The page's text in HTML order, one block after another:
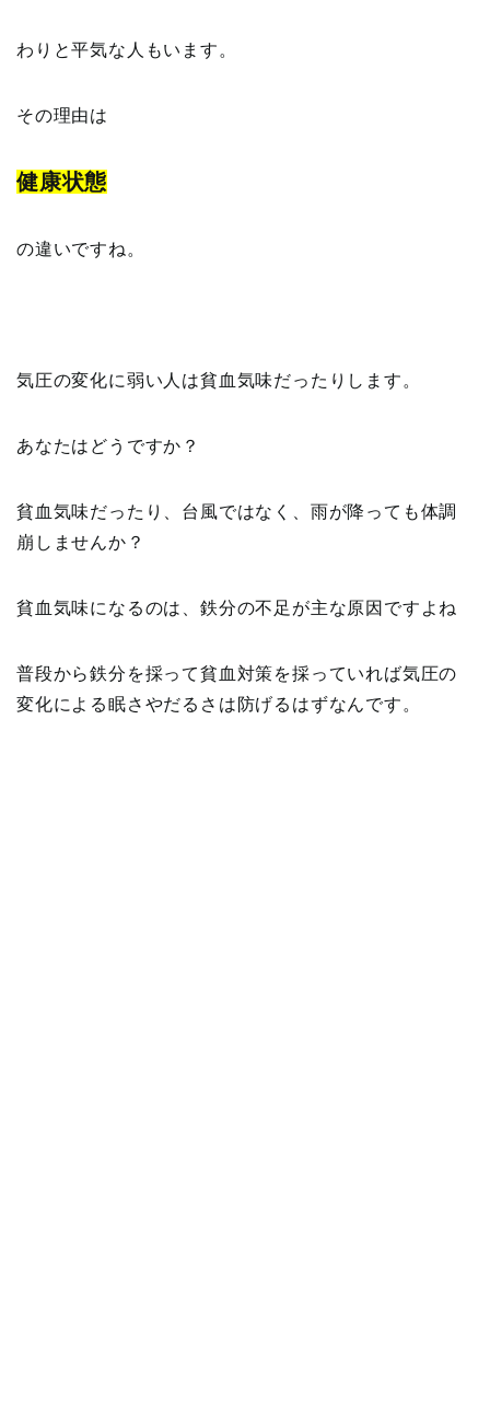
わりと平気な人もいます。
その理由は
健康状態
の違いですね。
気圧の変化に弱い人は貧血気味だったりします。
あなたはどうですか？
貧血気味だったり、台風ではなく、雨が降っても体調
崩しませんか？
貧血気味になるのは、鉄分の不足が主な原因ですよね
普段から鉄分を採って貧血対策を採っていれば気圧の
変化による眠さやだるさは防げるはずなんです。